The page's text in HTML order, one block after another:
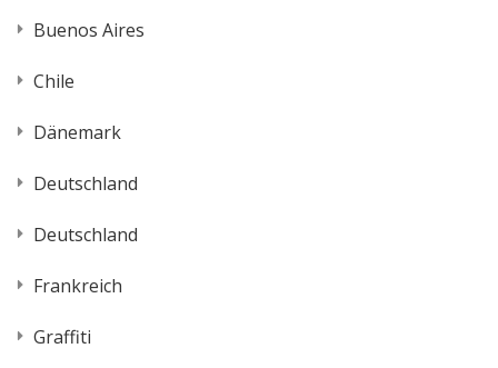
Buenos Aires
Chile
Dänemark
Deutschland
Deutschland
Frankreich
Graffiti